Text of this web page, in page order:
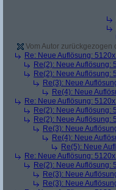
Vom Autor
Re: Neue Auflösung:
Re(2): Neue Auflösung:
Re(2): Neue Auflösung:
Re(3): Neue
Re(4): Neue
Re: Neue Auflösung:
Re(2): Neue Auflösung:
Re(2): Neue Auflösung:
Re(3): Neue
Re(4): Neue
Re(5): Neue
Re: Neue Auflösung:
Re(2): Neue Auflösung:
Re(3): Neue
Re(3): Neue